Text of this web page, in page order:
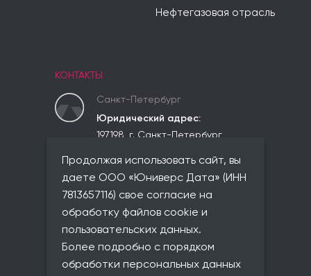
Нефтегазовая отрасль
КОНТАКТЫ
Санкт-Петербург
Юридический адрес:
197198, г. Санкт-Петербург,
Чкаловское,
ул. Красного Курсанта, д. 25,
лит. В, пом. 2-Н, ком 523
Фактический адрес:
+7 (812) 677-21-86
Email:
Продолжая использовать сайт, вы
даете ООО «Юниверс Дата» (ИНН
7813657116) свое согласие на
обработку файлов cookie и
пользовательских данных.
Более подробно с порядком
обработки персональных данных